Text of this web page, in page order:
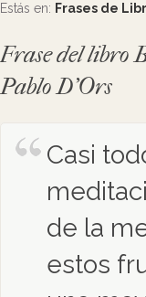
Estás en: Frases de
Frase del libro
Pablo D’Ors
Casi
de la
estos